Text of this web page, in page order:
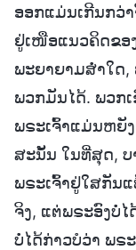
ອອກແມ່ນເກີນກວ່
ຢູ່ເໜືອແນວຄິດຂອ
ພະຍາຍາມສໍ່າໃດ,
ພວກມັນໄດ້. ພວກ
ພຣະເຈົ້າແມ່ນຫຍັ
ສະນັ້ນ ໃນທີ່ສຸດ, ບ
ພຣະເຈົ້າຢູ່ໃສກັນ
ຈິງ, ແຕ່ພຣະອົງບໍ່ໄ
ບໍ່ໄດ້ກ່າວບໍວ່າ ພຣ